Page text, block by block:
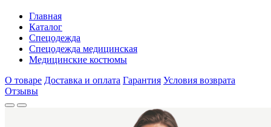
Главная
Каталог
Спецодежда
Спецодежда медицинская
Медицинские костюмы
О товаре Доставка и оплата Гарантия Условия возврата
Отзывы